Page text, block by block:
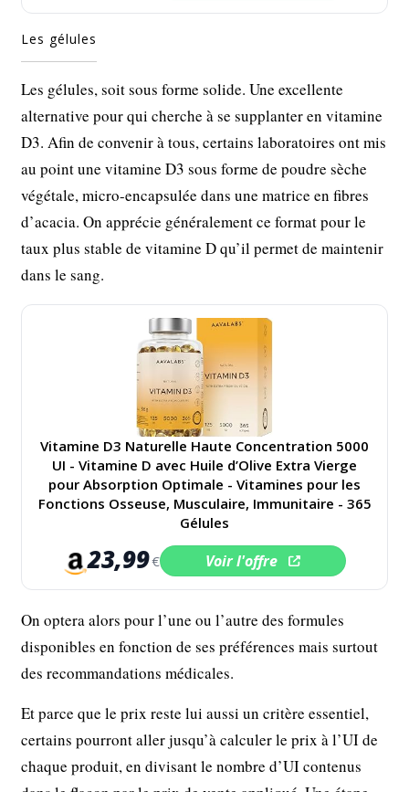
Les gélules
Les gélules, soit sous forme solide. Une excellente
alternative pour qui cherche à se supplanter en vitamine
D3. Afin de convenir à tous, certains laboratoires ont mis
au point une vitamine D3 sous forme de poudre sèche
végétale, micro-encapsulée dans une matrice en fibres
d’acacia. On apprécie généralement ce format pour le
taux plus stable de vitamine D qu’il permet de maintenir
dans le sang.
Vitamine D3 Naturelle Haute Concentration 5000
UI - Vitamine D avec Huile d’Olive Extra Vierge
pour Absorption Optimale - Vitamines pour les
Fonctions Osseuse, Musculaire, Immunitaire - 365
Gélules
23,99€ Voir l'offre
On optera alors pour l’une ou l’autre des formules
disponibles en fonction de ses préférences mais surtout
des recommandations médicales.
Et parce que le prix reste lui aussi un critère essentiel,
certains pourront aller jusqu’à calculer le prix à l’UI de
chaque produit, en divisant le nombre d’UI contenus